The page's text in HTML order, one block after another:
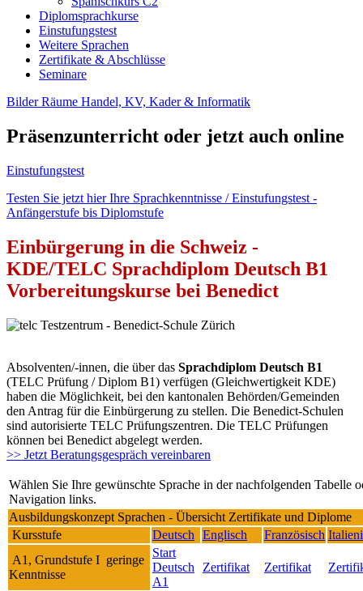
Diplomsprachkurse
Einstufungstest
Weitere Sprachen
Zertifikate & Abschlüsse
Seminare
Bilder Räume Handel, KV, Kader & Informatik
Präsenzunterricht oder jetzt auch online
Einstufungstest
Testen Sie jetzt hier Ihre Sprachkenntnisse / Einstufungstest -
Anfängerstufe bis Diplomstufe
Einbürgerung in die Schweiz -
KDE/TELC Sprachdiplom Deutsch B1
Vorbereitungskurse bei Benedict
Absolventen/-innen, die über das Sprachdiplom Deutsch B1
(TELC Prüfung / Diplom B1) verfügen (Gleichwertigkeit KDE)
haben die Möglichkeit, bei den kantonalen Behörden/Gemeinden
den Antrag für die Einbürgerung zu stellen. Die Benedict-Schulen
sind autorisierte TELC Prüfungszentren. Die TELC Prüfungen
können bei Benedict abgelegt werden.
>> Jetzt Beratungsgespräch vereinbaren
Wählen Sie Ihre gewünschte Sprache in der nachfolgenden Tabelle
Navigation links.
Ausbildungskonzept Sprachen - Übersicht Zertifikate und Diplome
Kursstufe
Deutsch Englisch Französisch
A1, Grundstufe I geringe
Kenntnisse
Start
Deutsch
A1
Zertifikat Zertifikat